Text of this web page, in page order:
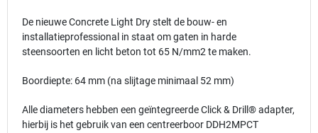
De nieuwe Concrete Light Dry stelt de bouw- en
installatieprofessional in staat om gaten in harde
steensoorten en licht beton tot 65 N/mm2 te maken.
Boordiepte: 64 mm (na slijtage minimaal 52 mm)
Alle diameters hebben een geïntegreerde Click & Drill® adapter,
hierbij is het gebruik van een centreerboor DDH2MPCT